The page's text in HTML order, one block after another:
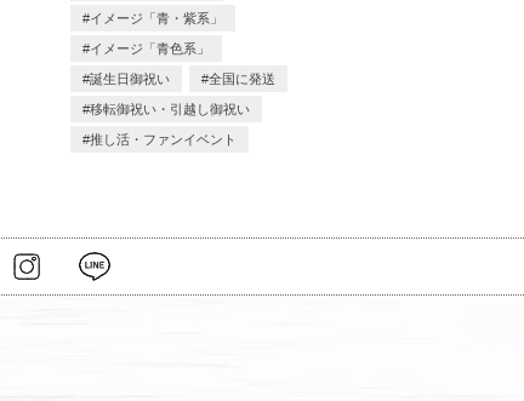
イメージ「青・紫系」
イメージ「青色系」
誕生日御祝い 全国に発送
移転御祝い・引越し御祝い
推し活・ファンイベント